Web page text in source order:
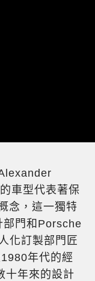
車型代表著保
念，這一獨特
門和Porsche
化訂製部門匠
年代的經
十年來的設計